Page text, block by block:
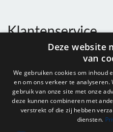
Klantenservice
Openingstijden
Nieuwsbrief
Deze website
van
We gebruiken cookies om inhoud
en om ons verkeer te
gebruik van onze site met onze
deze kunnen combineren met
verstrekt of die zij hebben
diensten.